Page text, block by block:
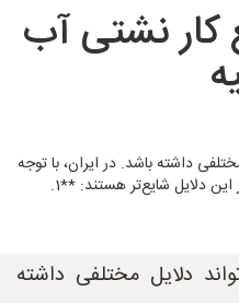
نشتی آب
داشته باشد. در ایران، با توجه
به کیفیت آب و شرایط استفاده، برخی از این دلایل شایع‌تر هستند: **1.
دلایل مختلفی داشته